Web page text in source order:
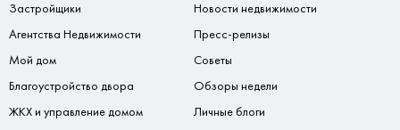
Застройщики
Агентства Недвижимости
Мой дом
Благоустройство двора
ЖКХ и управление домом
Новости недвижимости
Пресс-релизы
Советы
Обзоры недели
Личные блоги